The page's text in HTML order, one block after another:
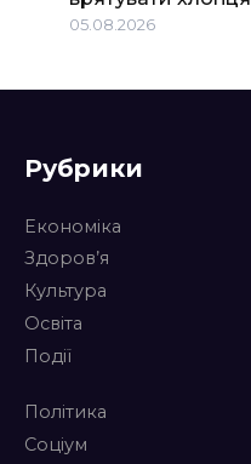
05.08.2026
Рубрики
Економіка
Здоров’я
Культура
Освіта
Події
Політика
Соціум